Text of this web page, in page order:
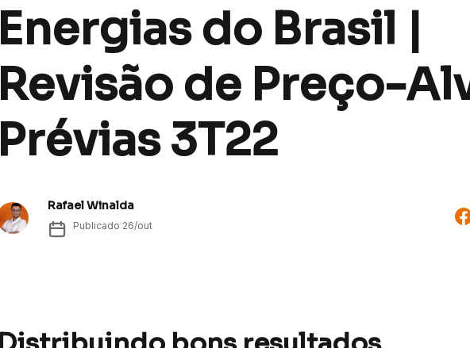
Energias do Brasil |
Revisão de Preço-
Prévias 3T22
Rafael Winalda
Publicado 26/out